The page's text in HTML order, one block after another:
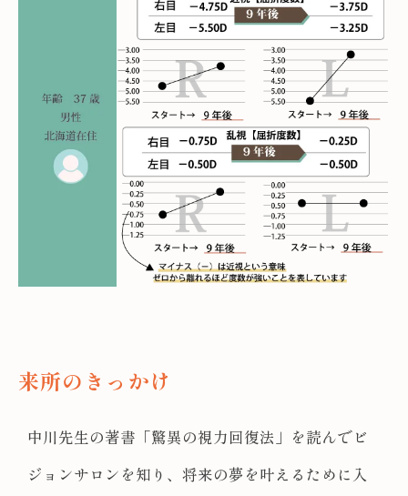
来所のきっかけ
中川先生の著書「驚異の視力回復法」を読んでビ
ジョンサロンを知り、将来の夢を叶えるために入